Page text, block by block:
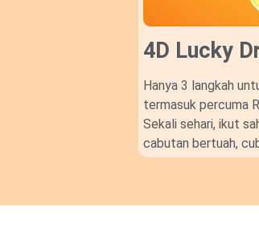
4D Lucky
Hanya 3 langkah
termasuk percuma
Sekali sehari, ikut
cabutan bertuah,